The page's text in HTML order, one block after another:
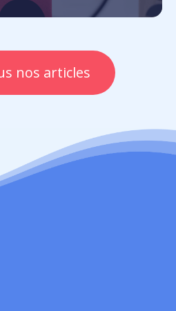
nos articles